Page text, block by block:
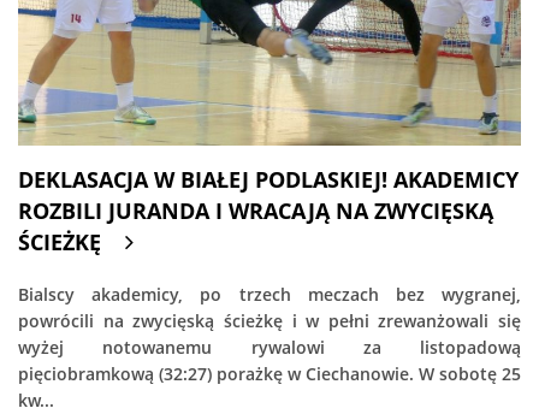
DEKLASACJA W BIAŁEJ PODLASKIEJ! AKADEMICY
ROZBILI JURANDA I WRACAJĄ NA ZWYCIĘSKĄ
ŚCIEŻKĘ
Bialscy akademicy, po trzech meczach bez wygranej,
powrócili na zwycięską ścieżkę i w pełni zrewanżowali się
wyżej notowanemu rywalowi za listopadową
pięciobramkową (32:27) porażkę w Ciechanowie. W sobotę 25
kw...